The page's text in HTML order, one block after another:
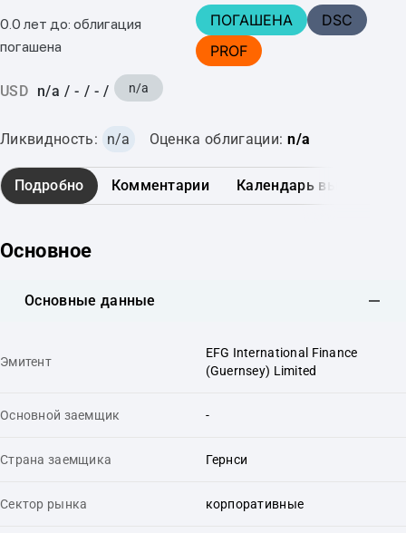
0.0 лет до: облигация
погашена
ПОГАШЕНА
DSC
PROF
USD n/a / - / - / n/a
Ликвидность: n/a Оценка облигации: n/a
Подробно Комментарии Календарь выплат
Основное
Основные данные
Эмитент
EFG International Finance
(Guernsey) Limited
Основной заемщик -
Страна заемщика Гернси
Сектор рынка корпоративные